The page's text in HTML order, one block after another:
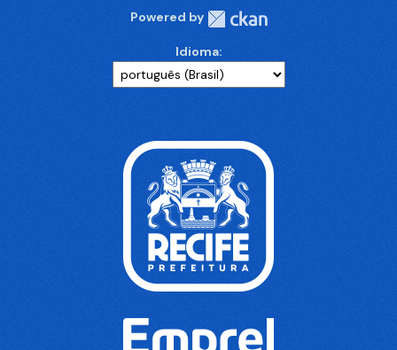
Powered by
Idioma